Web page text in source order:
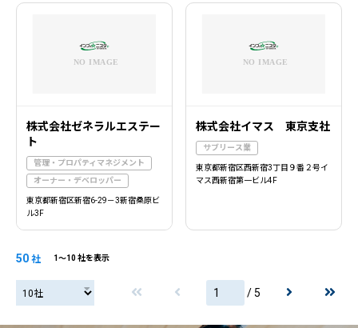
株式会社ゼネラルエステー
ト
管理・プロパティマネジメント
オーナー・デベロッパー
東京都新宿区新宿6-29－3新宿桑原ビ
ル3F
株式会社イマス 東京支社
サブリース業
東京都新宿区西新宿3丁目９番２号イ
マス西新宿第一ビル4F
50 社 1〜10 社を表示
20社 / 5